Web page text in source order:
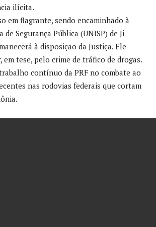
ilícita.
em flagrante, sendo encaminhado à
de Segurança Pública (UNISP) de Ji-
à disposição da Justiça. Ele
em tese, pelo crime de tráfico de drogas.
contínuo da PRF no combate ao
nas rodovias federais que cortam